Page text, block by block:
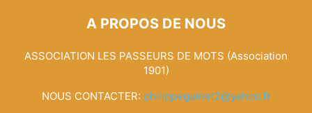
A PROPOS DE NOUS
ASSOCIATION LES PASSEURS DE MOTS (Association
1901)
NOUS CONTACTER: philippeguinet2@yahoo.fr